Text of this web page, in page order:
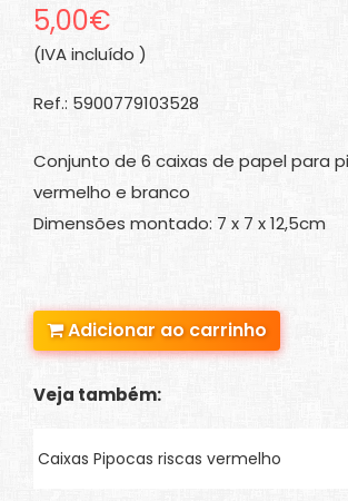
5,00€
(IVA incluído )
Ref.: 5900779103528
Conjunto de 6 caixas de papel para
vermelho e branco
Dimensões montado: 7 x 7 x 12,5cm
Adicionar ao carrinho
Veja também: